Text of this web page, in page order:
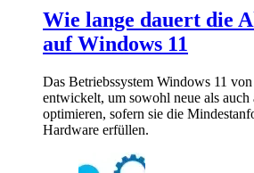
Wie lange dauert die
auf Windows 11
Das Betriebssystem Windows 11
entwickelt, um sowohl neue als auch
optimieren, sofern sie die
Hardware erfüllen.